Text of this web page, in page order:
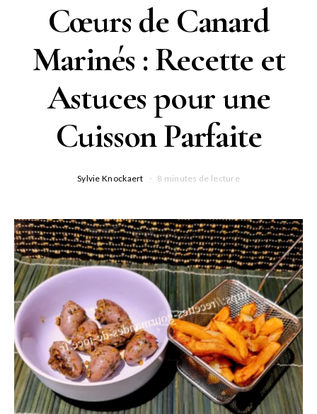
Cœurs de Canard
Marinés : Recette et
Astuces pour une
Cuisson Parfaite
Sylvie Knockaert 8 minutes de lecture